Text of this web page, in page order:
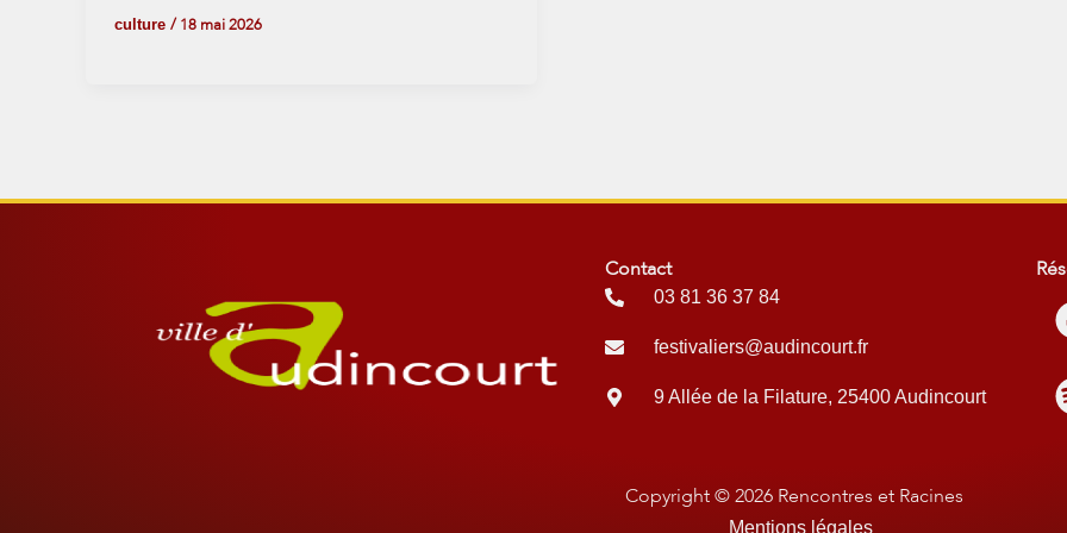
culture / 18 mai 2026
Contact
03 81 36 37 84
festivaliers@audincourt.fr
9 Allée de la Filature, 25400 Audincourt
Copyright © 2026 Rencontres et Racines
Mentions légales